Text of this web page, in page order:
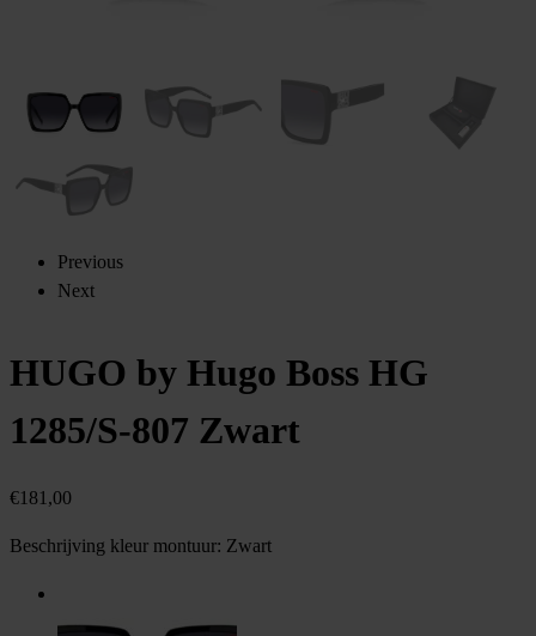
Previous
Next
HUGO by Hugo Boss HG
1285/S-807 Zwart
€181,00
Beschrijving kleur montuur: Zwart